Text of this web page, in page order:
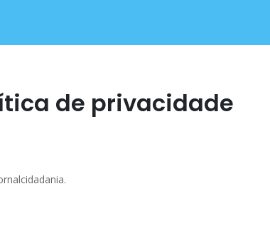
de privacidade